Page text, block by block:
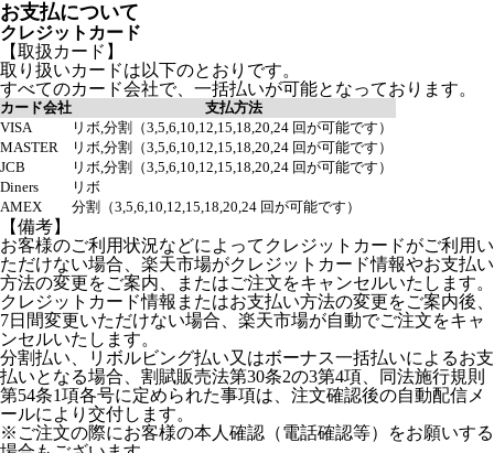
お支払について
クレジットカード
【取扱カード】
取り扱いカードは以下のとおりです。
すべてのカード会社で、一括払いが可能となっております。
カード会社
支払方法
VISA
リボ,分割（3,5,6,10,12,15,18,20,24 回が可能です）
MASTER
リボ,分割（3,5,6,10,12,15,18,20,24 回が可能です）
JCB
リボ,分割（3,5,6,10,12,15,18,20,24 回が可能です）
Diners
リボ
AMEX
分割（3,5,6,10,12,15,18,20,24 回が可能です）
【備考】
お客様のご利用状況などによってクレジットカードがご利用い
ただけない場合、楽天市場がクレジットカード情報やお支払い
方法の変更をご案内、またはご注文をキャンセルいたします。
クレジットカード情報またはお支払い方法の変更をご案内後、
7日間変更いただけない場合、楽天市場が自動でご注文をキャ
ンセルいたします。
分割払い、リボルビング払い又はボーナス一括払いによるお支
払いとなる場合、割賦販売法第30条2の3第4項、同法施行規則
第54条1項各号に定められた事項は、注文確認後の自動配信メ
ールにより交付します。
※ご注文の際にお客様の本人確認（電話確認等）をお願いする